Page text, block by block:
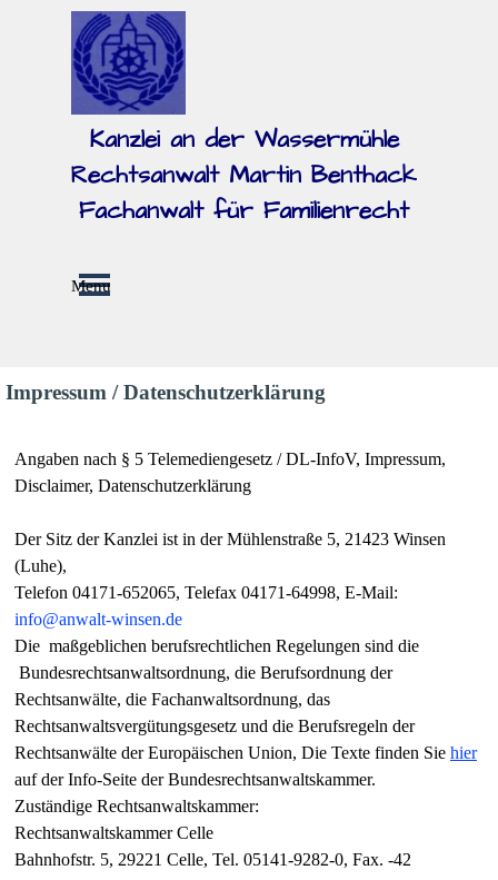
Direkt zum Seiteninhalt
Kanzlei an der Wassermühle
Rechtsanwalt Martin Benthack
Fachanwalt für Familienrecht
Menü überspringen
Menu
Impressum / Datenschutzerklärung
Angaben nach § 5 Telemediengesetz / DL-InfoV, Impressum,
Disclaimer, Datenschutzerklärung
Der Sitz der Kanzlei ist in der Mühlenstraße 5, 21423 Winsen
(Luhe),
Telefon 04171-652065, Telefax 04171-64998, E-Mail:
info@anwalt-winsen.de
Die maßgeblichen berufsrechtlichen Regelungen sind die
Bundesrechtsanwaltsordnung, die Berufsordnung der
Rechtsanwälte, die Fachanwaltsordnung, das
Rechtsanwaltsvergütungsgesetz und die Berufsregeln der
Rechtsanwälte der Europäischen Union, Die Texte finden Sie hier
auf der Info-Seite der Bundesrechtsanwaltskammer.
Zuständige Rechtsanwaltskammer:
Rechtsanwaltskammer Celle
Bahnhofstr. 5, 29221 Celle, Tel. 05141-9282-0, Fax. -42